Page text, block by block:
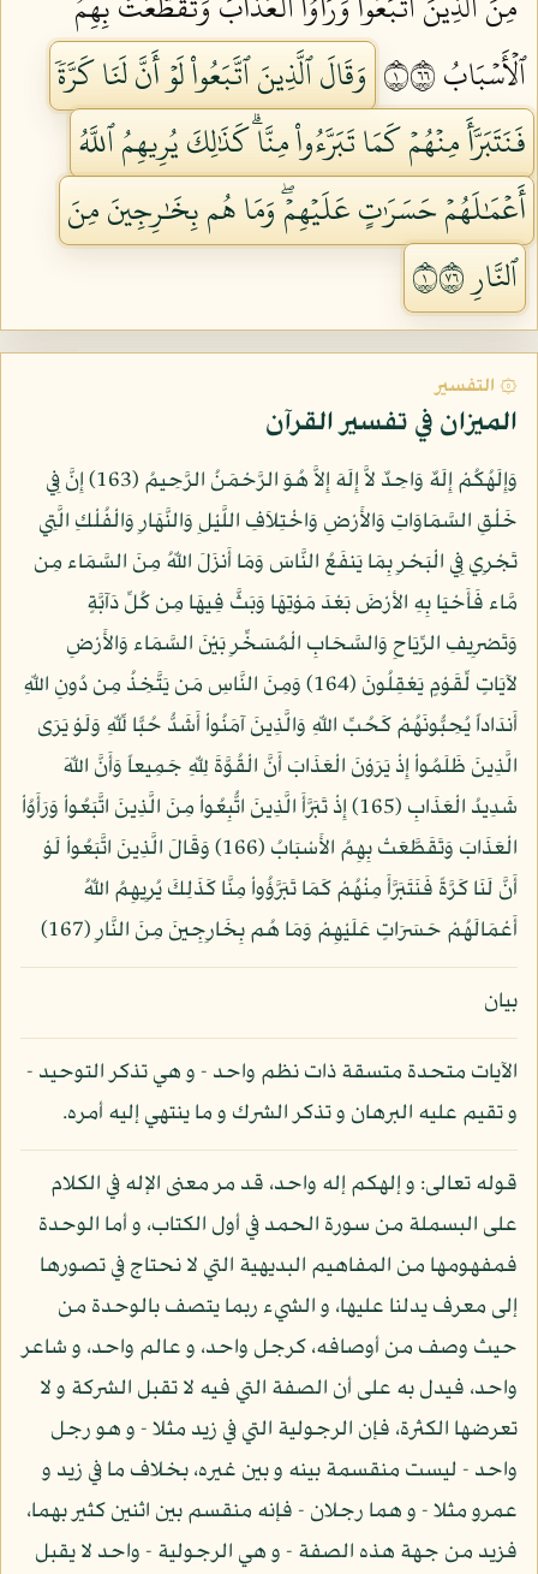
ٱلۡأَسۡبَابُ ١٦٦
وَقَالَ ٱلَّذِينَ ٱتَّبَعُواْ لَوۡ أَنَّ لَنَا كَرَّةٗ
فَنَتَبَرَّأَ مِنۡهُمۡ كَمَا تَبَرَّءُواْ مِنَّاۗ كَذَٰلِكَ يُرِيهِمُ ٱللَّهُ
أَعۡمَٰلَهُمۡ حَسَرَٰتٍ عَلَيۡهِمۡۖ وَمَا هُم بِخَٰرِجِينَ مِنَ
ٱلنَّارِ ١٦٧
۞ التفسير
الميزان في تفسير القرآن
وَإِلَهُكُمْ إِلَهٌ وَاحِدٌ لاَّ إِلَهَ إِلاَّ هُوَ الرَّحْمَنُ الرَّحِيمُ (163) إِنَّ فِي
خَلْقِ السَّمَاوَاتِ وَالأَرْضِ وَاخْتِلاَفِ اللَّيْلِ وَالنَّهَارِ وَالْفُلْكِ الَّتِي
تَجْرِي فِي الْبَحْرِ بِمَا يَنفَعُ النَّاسَ وَمَا أَنزَلَ اللّهُ مِنَ السَّمَاء مِن
مَّاء فَأَحْيَا بِهِ الأرْضَ بَعْدَ مَوْتِهَا وَبَثَّ فِيهَا مِن كُلِّ دَآبَّةٍ
وَتَصْرِيفِ الرِّيَاحِ وَالسَّحَابِ الْمُسَخِّرِ بَيْنَ السَّمَاء وَالأَرْضِ
لآيَاتٍ لِّقَوْمٍ يَعْقِلُونَ (164) وَمِنَ النَّاسِ مَن يَتَّخِذُ مِن دُونِ اللّهِ
أَندَاداً يُحِبُّونَهُمْ كَحُبِّ اللّهِ وَالَّذِينَ آمَنُواْ أَشَدُّ حُبًّا لِّلّهِ وَلَوْ يَرَى
الَّذِينَ ظَلَمُواْ إِذْ يَرَوْنَ الْعَذَابَ أَنَّ الْقُوَّةَ لِلّهِ جَمِيعاً وَأَنَّ اللّهَ
شَدِيدُ الْعَذَابِ (165) إِذْ تَبَرَّأَ الَّذِينَ اتُّبِعُواْ مِنَ الَّذِينَ اتَّبَعُواْ وَرَأَوُاْ
الْعَذَابَ وَتَقَطَّعَتْ بِهِمُ الأَسْبَابُ (166) وَقَالَ الَّذِينَ اتَّبَعُواْ لَوْ
أَنَّ لَنَا كَرَّةً فَنَتَبَرَّأَ مِنْهُمْ كَمَا تَبَرَّؤُواْ مِنَّا كَذَلِكَ يُرِيهِمُ اللّهُ
أَعْمَالَهُمْ حَسَرَاتٍ عَلَيْهِمْ وَمَا هُم بِخَارِجِينَ مِنَ النَّارِ (167)
بيان
الآيات متحدة متسقة ذات نظم واحد - و هي تذكر التوحيد -
و تقيم عليه البرهان و تذكر الشرك و ما ينتهي إليه أمره.
قوله تعالى: و إلهكم إله واحد، قد مر معنى الإله في الكلام
على البسملة من سورة الحمد في أول الكتاب، و أما الوحدة
فمفهومها من المفاهيم البديهية التي لا نحتاج في تصورها
إلى معرف يدلنا عليها، و الشيء ربما يتصف بالوحدة من
حيث وصف من أوصافه، كرجل واحد، و عالم واحد، و شاعر
واحد، فيدل به على أن الصفة التي فيه لا تقبل الشركة و لا
تعرضها الكثرة، فإن الرجولية التي في زيد مثلا - و هو رجل
واحد - ليست منقسمة بينه و بين غيره، بخلاف ما في زيد و
عمرو مثلا - و هما رجلان - فإنه منقسم بين اثنين كثير بهما،
فزيد من جهة هذه الصفة - و هي الرجولية - واحد لا يقبل